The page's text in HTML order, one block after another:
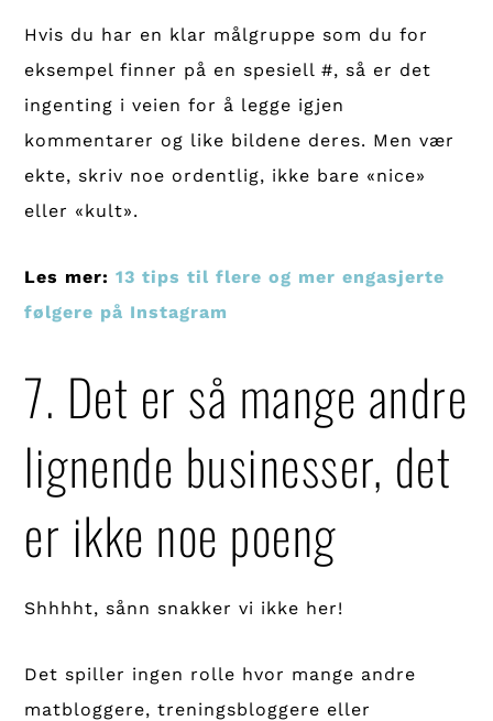
Hvis du har en klar målgruppe som du for
eksempel finner på en spesiell #, så er det
ingenting i veien for å legge igjen
kommentarer og like bildene deres. Men vær
ekte, skriv noe ordentlig, ikke bare «nice»
eller «kult».
Les mer:13 tips til flere og mer engasjerte
følgere på Instagram
7. Det er så mange andre
lignende businesser, det
er ikke noe poeng
Shhhht, sånn snakker vi ikke her!
Det spiller ingen rolle hvor mange andre
matbloggere, treningsbloggere eller